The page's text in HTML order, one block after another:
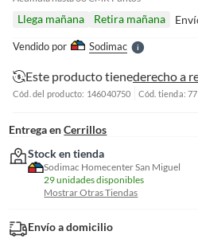
Llega mañana Retira mañana
Vendido por SodimacS
l
Este producto tienederecho a
Cód. del producto: 146040750 Cód. tienda:
Entrega en Cerrillos
Stock en tienda
Sodimac Homecenter San Miguel
29 unidades disponibles
Mostrar Otras Tiendas
Envío a domicilio